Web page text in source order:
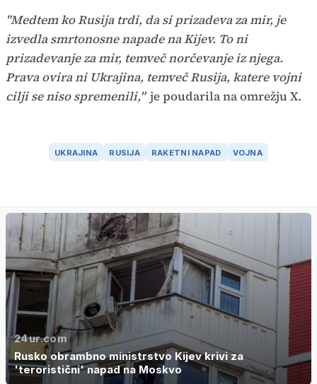
"Medtem ko Rusija trdi, da si prizadeva za mir, je
izvedla smrtonosne napade na Kijev. To ni
prizadevanje za mir, temveč norčevanje iz njega.
Prava ovira ni Ukrajina, temveč Rusija, katere vojni
cilji se niso spremenili," je poudarila na omrežju X.
UKRAJINA RUSIJA RAKETNI NAPAD VOJNA
24ur.com
Rusko obrambno ministrstvo Kijev krivi za
'teroristični' napad na Moskvo